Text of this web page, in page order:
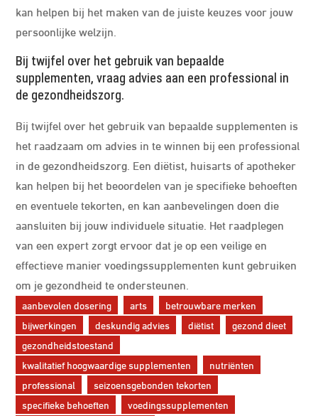
kan helpen bij het maken van de juiste keuzes voor jouw
persoonlijke welzijn.
Bij twijfel over het gebruik van bepaalde
supplementen, vraag advies aan een professional in
de gezondheidszorg.
Bij twijfel over het gebruik van bepaalde supplementen is
het raadzaam om advies in te winnen bij een professional
in de gezondheidszorg. Een diëtist, huisarts of apotheker
kan helpen bij het beoordelen van je specifieke behoeften
en eventuele tekorten, en kan aanbevelingen doen die
aansluiten bij jouw individuele situatie. Het raadplegen
van een expert zorgt ervoor dat je op een veilige en
effectieve manier voedingssupplementen kunt gebruiken
om je gezondheid te ondersteunen.
aanbevolen dosering arts
betrouwbare merken
bijwerkingen
deskundig advies diëtist
gezond dieet
gezondheidstoestand
kwalitatief hoogwaardige supplementen
nutriënten
professional
seizoensgebonden tekorten
specifieke behoeften
voedingssupplementen